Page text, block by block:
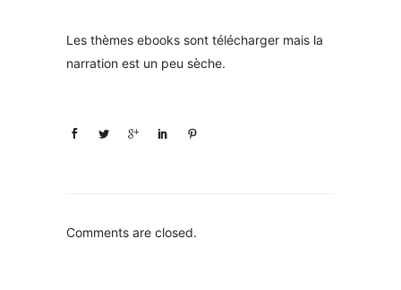
Les thèmes ebooks sont télécharger mais la
narration est un peu sèche.
Comments are closed.